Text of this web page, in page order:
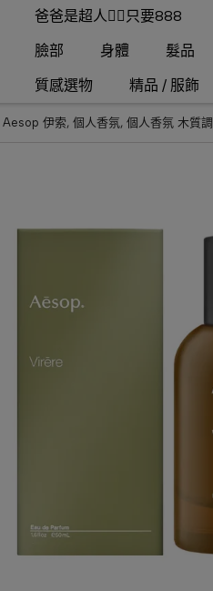
爸爸是超人🦸‍♂️只要888
臉部
身體 髮品
質感選物
精品 / 服飾
Aesop 伊索, 個人香氛, 個人香氛 木質調